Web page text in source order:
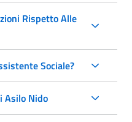
Rispetto Alle
Sociale?
Asilo Nido